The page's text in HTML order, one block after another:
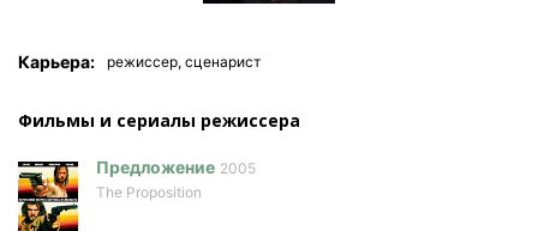
Карьера: режиссер, сценарист
Фильмы и сериалы режисcера
Предложение 2005
The Proposition